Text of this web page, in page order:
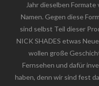
Jahr dieselben
Namen. Gegen diese
sind selbst Teil dieser
NICK SHADES etwas
wollen große
Fernsehen und dafür
haben, denn wir sind fest